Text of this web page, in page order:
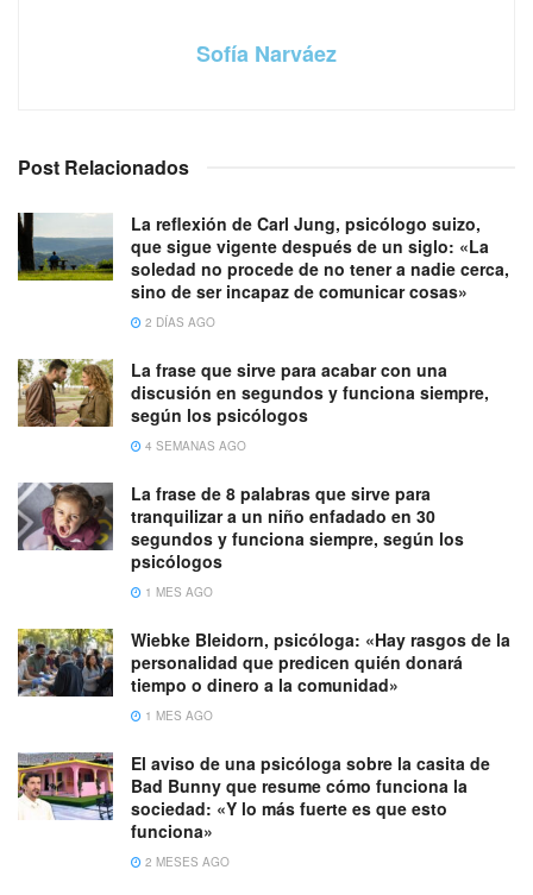
Sofía Narváez
Post Relacionados
La reflexión de Carl Jung, psicólogo suizo,
que sigue vigente después de un siglo: «La
soledad no procede de no tener a nadie cerca,
sino de ser incapaz de comunicar cosas»
2 DÍAS AGO
La frase que sirve para acabar con una
discusión en segundos y funciona siempre,
según los psicólogos
4 SEMANAS AGO
La frase de 8 palabras que sirve para
tranquilizar a un niño enfadado en 30
segundos y funciona siempre, según los
psicólogos
1 MES AGO
Wiebke Bleidorn, psicóloga: «Hay rasgos de la
personalidad que predicen quién donará
tiempo o dinero a la comunidad»
1 MES AGO
El aviso de una psicóloga sobre la casita de
Bad Bunny que resume cómo funciona la
sociedad: «Y lo más fuerte es que esto
funciona»
2 MESES AGO